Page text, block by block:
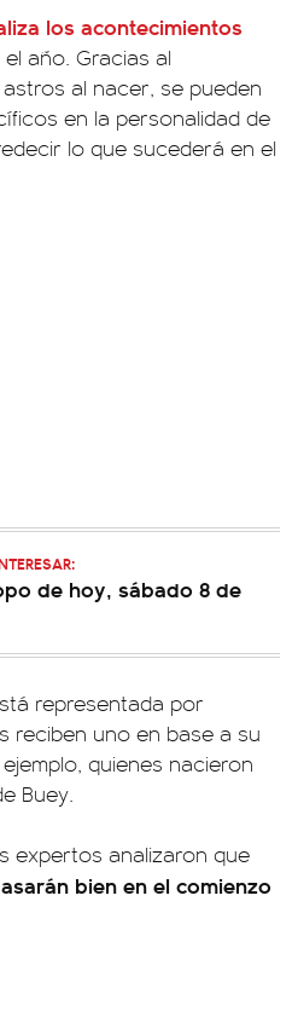
los acontecimientos
año. Gracias al
al nacer, se pueden
en la personalidad de
lo que sucederá en el
de hoy, sábado 8 de
representada por
reciben uno en base a su
quienes nacieron
Buey.
expertos analizaron que
bien en el comienzo